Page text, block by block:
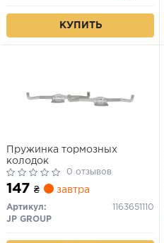
КУПИТЬ
Пружинка тормозных
колодок
0 отзывов
147 ₴ завтра
Артикул:
1163651110
JP GROUP